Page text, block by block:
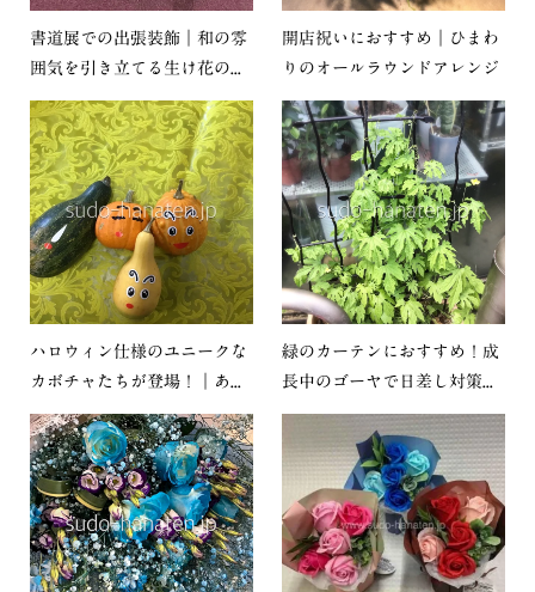
書道展での出張装飾｜和の雰
囲気を引き立てる生け花の...
開店祝いにおすすめ｜ひまわ
りのオールラウンドアレンジ
ハロウィン仕様のユニークな
カボチャたちが登場！｜あ...
緑のカーテンにおすすめ！成
長中のゴーヤで日差し対策...